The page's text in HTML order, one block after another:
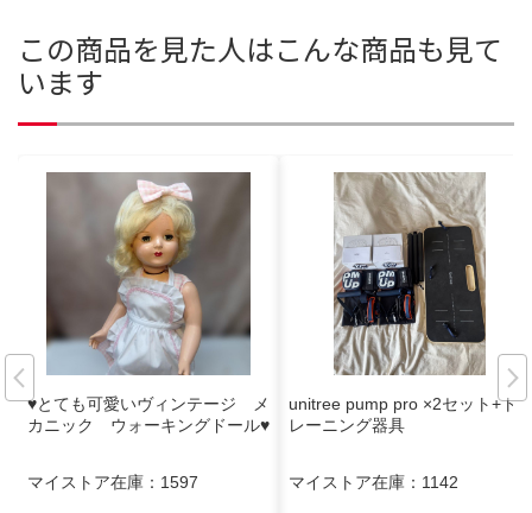
この商品を見た人はこんな商品も見て
います
♥とても可愛いヴィンテージ メ
カニック ウォーキングドール♥
マイストア在庫： 1597
unitree pump pro ×2セット+ト
レーニング器具
マイストア在庫： 1142